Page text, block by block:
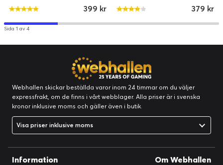
399 kr 379 kr
Sida 1 av 4
Webhallen skickar beställda varor inom 24 timmar om du väljer
expressfrakt, om de finns i vårt webblager. Alla priser är i svenska
kronor inklusive moms och gäller även i butik.
Visa priser inklusive moms
Information Om Webhallen